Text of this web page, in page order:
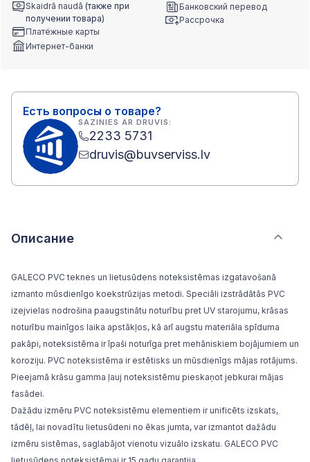
Skaidrā naudā (также при
получении товара)
Платёжные карты
Интернет-банки
Банковский перевод
Рассрочка
Есть вопросы о товаре?
SAZINIES AR DRUVIS:
2233 5731
druvis@buvserviss.lv
Описание
GALECO PVC teknes un lietusūdens noteksistēmas izgatavošanā
izmanto mūsdienīgo koekstrūzijas metodi. Speciāli izstrādātās PVC
izejvielas nodrošina paaugstinātu noturību pret UV starojumu, krāsas
noturību mainīgos laika apstākļos, kā arī augstu materiāla spīduma
pakāpi, noteksistēma ir īpaši noturīga pret mehāniskiem bojājumiem un
koroziju. PVC noteksistēma ir estētisks un mūsdienīgs mājas rotājums.
Pieejamā krāsu gamma ļauj noteksistēmu pieskaņot jebkurai mājas
fasādei.
Dažādu izmēru PVC noteksistēmu elementiem ir unificēts izskats,
tādēļ, lai novadītu lietusūdeni no ēkas jumta, var izmantot dažādu
izmēru sistēmas, saglabājot vienotu vizuālo izskatu. GALECO PVC